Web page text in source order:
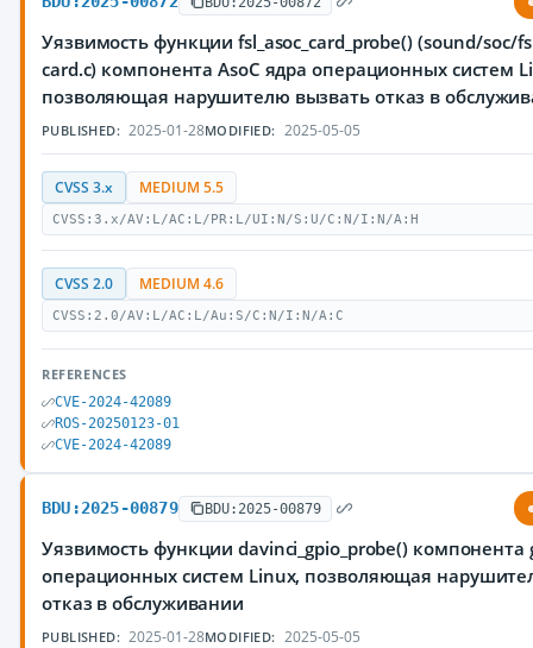
Уязвимость функции fsl_asoc_card_probe() (sound/soc/
card.c) компонента AsoC ядра операционных систем
позволяющая нарушителю вызвать отказ в
PUBLISHED: 2025-01-28MODIFIED: 2025-05-05
CVSS 3.x MEDIUM 5.5
CVSS:3.x/AV:L/AC:L/PR:L/UI:N/S:U/C:N/I:N/A:H
CVSS 2.0 MEDIUM 4.6
CVSS:2.0/AV:L/AC:L/Au:S/C:N/I:N/A:C
REFERENCES
CVE-2024-42089
ROS-20250123-01
CVE-2024-42089
BDU:2025-00879 BDU:2025-00879
Уязвимость функции davinci_gpio_probe() компонента
операционных систем Linux, позволяющая
отказ в обслуживании
PUBLISHED: 2025-01-28MODIFIED: 2025-05-05